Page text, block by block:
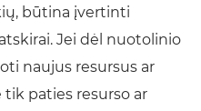
būtina įvertinti
Jei dėl nuotolinio
naujus resursus ar
paties resurso ar